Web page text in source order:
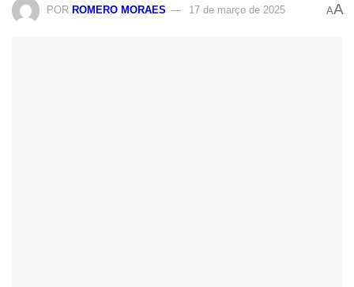
POR ROMERO MORAES 17 de março de 2025 AA